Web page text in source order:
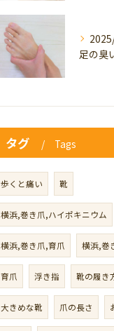
タグ Tags
歩くと痛い 靴
横浜,巻き爪,ハイポキニウム
横浜,巻き爪,育爪 横浜,巻
育爪 浮き指 靴の履き
大きめな靴 爪の長さ